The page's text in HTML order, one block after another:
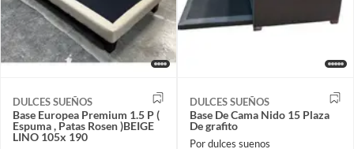
DULCES SUEÑOS
Base Europea Premium 1.5 P (
Espuma , Patas Rosen )BEIGE
LINO 105x 190
DULCES SUEÑOS
Base De Cama Nido 15 Plaza
De grafito
Por dulces suenos